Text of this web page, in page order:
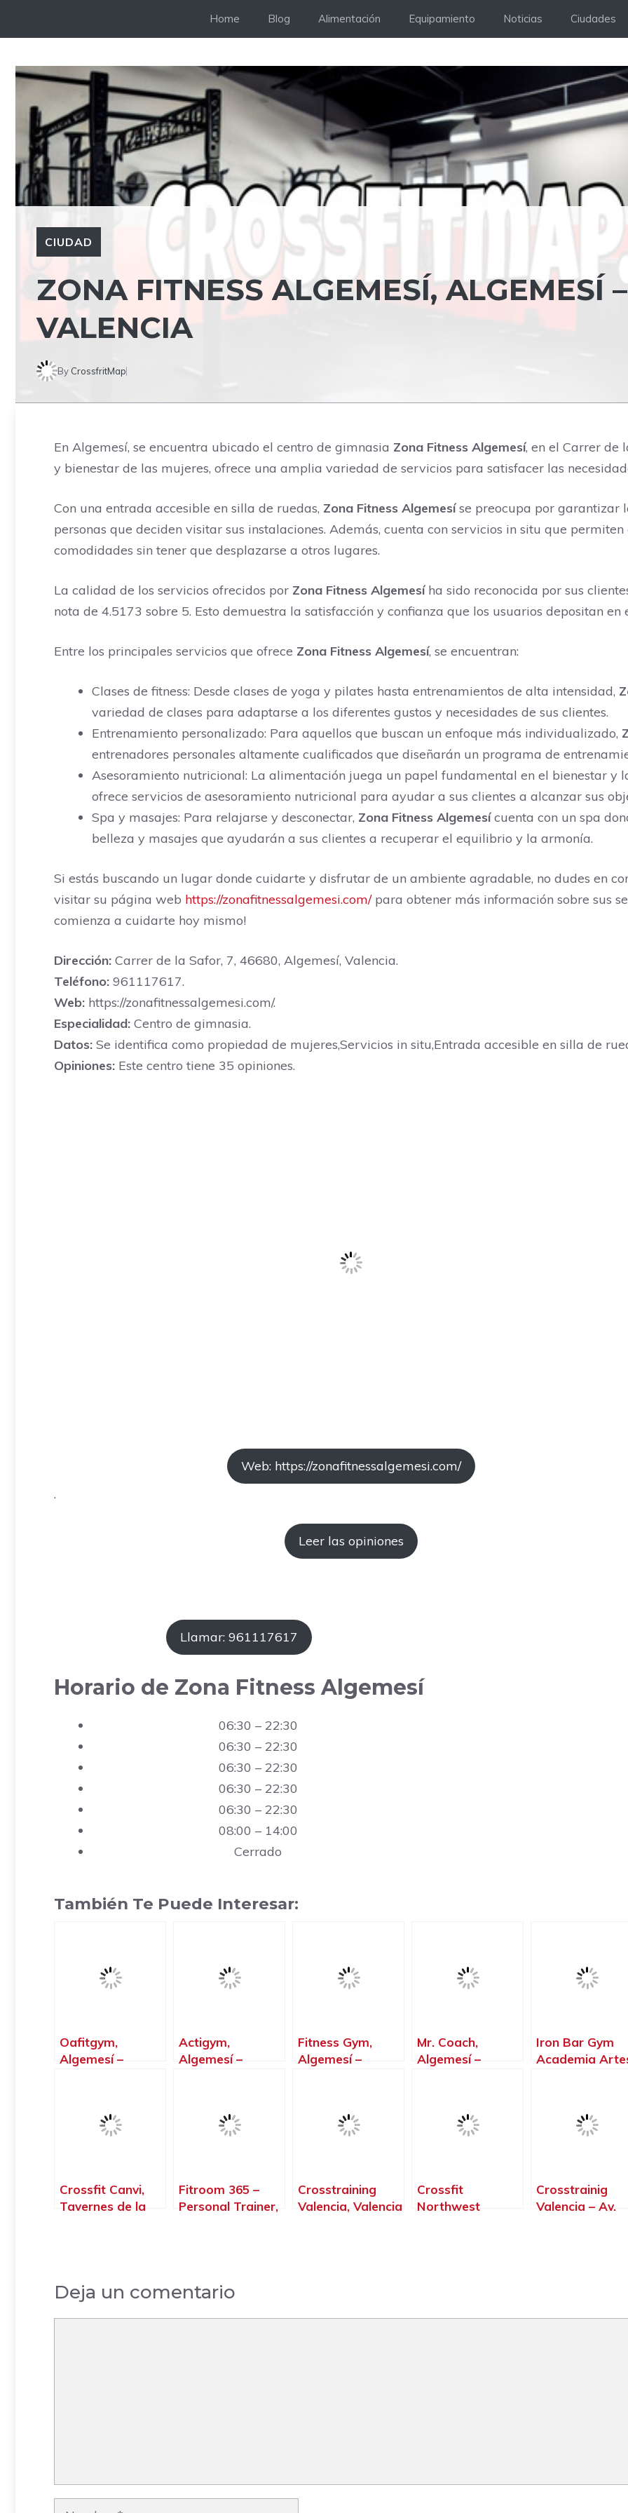
Home Blog Alimentación Equipamiento Noticias Ciudades
CIUDAD
ZONA FITNESS ALGEMESÍ, ALGEMESÍ –
VALENCIA
By CrossfritMap
En Algemesí, se encuentra ubicado el centro de gimnasia Zona Fitness Algemesí, en el Carrer de
y bienestar de las mujeres, ofrece una amplia variedad de servicios para satisfacer las
Con una entrada accesible en silla de ruedas, Zona Fitness Algemesíse preocupa por garantizar
personas que deciden visitar sus instalaciones. Además, cuenta con servicios in situ que
comodidades sin tener que desplazarse a otros lugares.
La calidad de los servicios ofrecidos por Zona Fitness Algemesíha sido reconocida por sus
nota de 4.5173 sobre 5. Esto demuestra la satisfacción y confianza que los usuarios depositan en
Entre los principales servicios que ofrece Zona Fitness Algemesí, se encuentran:
Clases de fitness: Desde clases de yoga y pilates hasta entrenamientos de alta intensidad,
variedad de clases para adaptarse a los diferentes gustos y necesidades de sus clientes.
Entrenamiento personalizado: Para aquellos que buscan un enfoque más individualizado,
entrenadores personales altamente cualificados que diseñarán un programa de
Asesoramiento nutricional: La alimentación juega un papel fundamental en el bienestar y
ofrece servicios de asesoramiento nutricional para ayudar a sus clientes a alcanzar sus
Spa y masajes: Para relajarse y desconectar, Zona Fitness Algemesícuenta con un spa
belleza y masajes que ayudarán a sus clientes a recuperar el equilibrio y la armonía.
Si estás buscando un lugar donde cuidarte y disfrutar de un ambiente agradable, no dudes en
visitar su página web https://zonafitnessalgemesi.com/para obtener más información sobre sus
comienza a cuidarte hoy mismo!
Dirección: Carrer de la Safor, 7, 46680, Algemesí, Valencia.
Teléfono: 961117617.
Web: https://zonafitnessalgemesi.com/.
Especialidad: Centro de gimnasia.
Datos: Se identifica como propiedad de mujeres,Servicios in situ,Entrada accesible en silla de
Opiniones: Este centro tiene 35 opiniones.
Web: https://zonafitnessalgemesi.com/
.
Leer las opiniones
Llamar: 961117617
Horario de Zona Fitness Algemesí
06:30 – 22:30
06:30 – 22:30
06:30 – 22:30
06:30 – 22:30
06:30 – 22:30
08:00 – 14:00
Cerrado
También Te Puede Interesar:
Oafitgym,
Algemesí –
Actigym,
Algemesí –
Fitness Gym,
Algemesí –
Mr. Coach,
Algemesí –
Iron Bar Gym
Academia
Crossfit Canvi,
Tavernes de la
Fitroom 365 –
Personal Trainer,
Crosstraining
Valencia, Valencia
Crossfit
Northwest
Crosstrainig
Valencia – Av.
Deja un comentario
Nombre